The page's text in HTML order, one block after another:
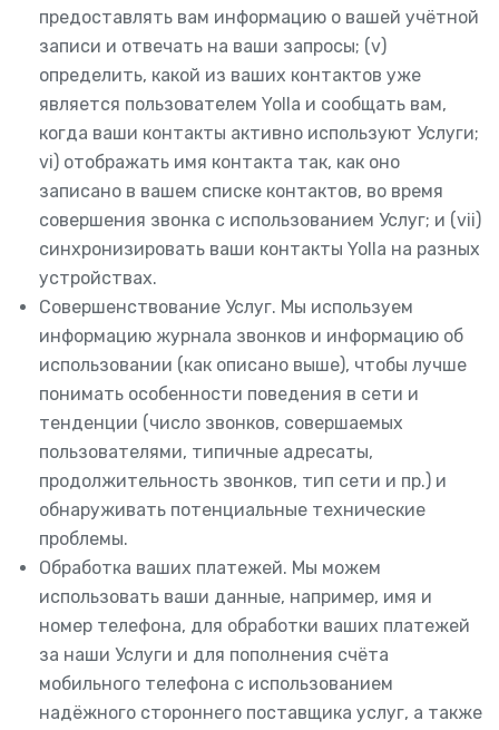
предоставлять вам информацию о вашей учётной
записи и отвечать на ваши запросы; (v)
определить, какой из ваших контактов уже
является пользователем Yolla и сообщать вам,
когда ваши контакты активно используют Услуги;
vi) отображать имя контакта так, как оно
записано в вашем списке контактов, во время
совершения звонка с использованием Услуг; и (vii)
синхронизировать ваши контакты Yolla на разных
устройствах.
Совершенствование Услуг. Мы используем
информацию журнала звонков и информацию об
использовании (как описано выше), чтобы лучше
понимать особенности поведения в сети и
тенденции (число звонков, совершаемых
пользователями, типичные адресаты,
продолжительность звонков, тип сети и пр.) и
обнаруживать потенциальные технические
проблемы.
Обработка ваших платежей. Мы можем
использовать ваши данные, например, имя и
номер телефона, для обработки ваших платежей
за наши Услуги и для пополнения счёта
мобильного телефона с использованием
надёжного стороннего поставщика услуг, а также